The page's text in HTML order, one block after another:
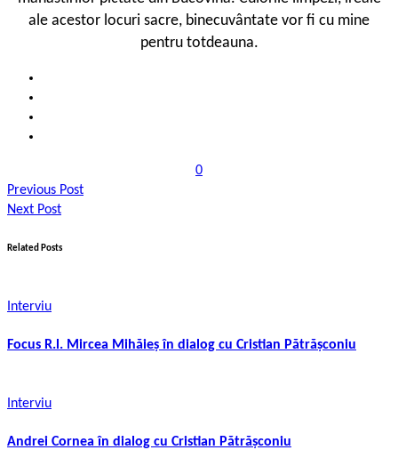
ale acestor locuri sacre, binecuvântate vor fi cu mine
pentru totdeauna.
0
Previous Post
Next Post
Related Posts
Interviu
Focus R.l. Mircea Mihăieș în dialog cu Cristian Pătrășconiu
Interviu
Andrei Cornea în dialog cu Cristian Pătrășconiu